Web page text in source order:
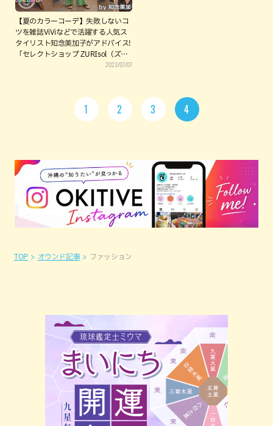
【夏のカラーコーデ】失敗しないコ
ツを雑誌ViViなどで活躍する人気ス
タイリスト知念美加子がアドバイス!
「セレクトショップ ZURIsol（ズリ
2023/07/07
1 2 3 4
TOP オウンド記事 ファッション